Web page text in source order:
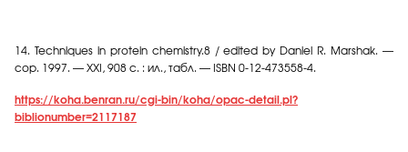
14. Techniques in protein chemistry.8 / edited by Daniel R. Marshak. —
cop. 1997. — XXI, 908 с. : ил., табл. — ISBN 0-12-473558-4.
https://koha.benran.ru/cgi-bin/koha/opac-detail.pl?
biblionumber=2117187